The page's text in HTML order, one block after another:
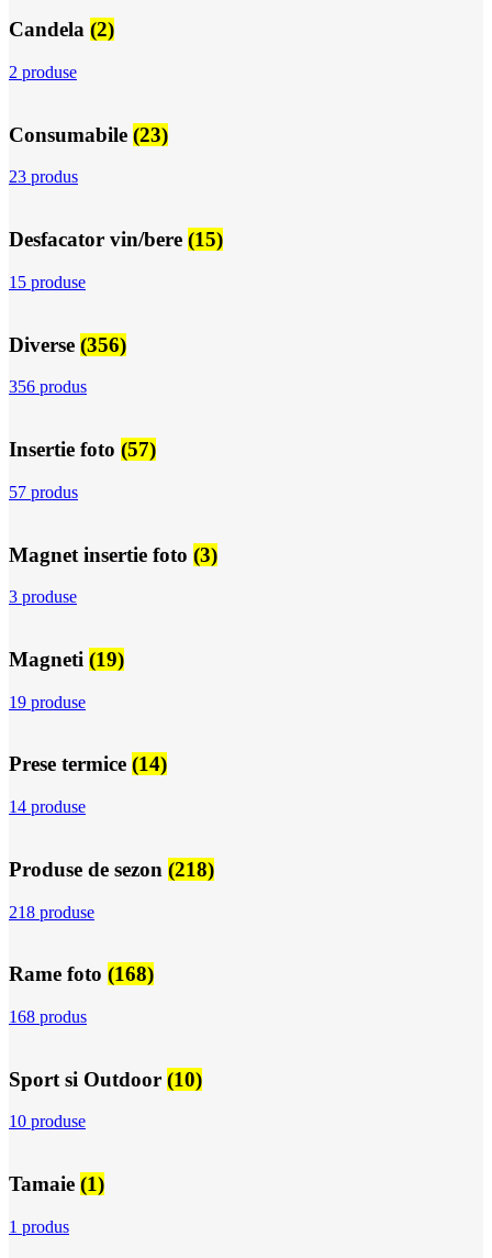
Candela (2)
2 produse
Consumabile (23)
23 produs
Desfacator vin/bere (15)
15 produse
Diverse (356)
356 produs
Insertie foto (57)
57 produs
Magnet insertie foto (3)
3 produse
Magneti (19)
19 produse
Prese termice (14)
14 produse
Produse de sezon (218)
218 produse
Rame foto (168)
168 produs
Sport si Outdoor (10)
10 produse
Tamaie (1)
1 produs